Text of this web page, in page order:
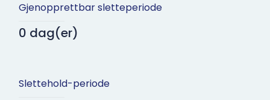
Gjenopprettbar sletteperiode
0 dag(er)
Slettehold-periode